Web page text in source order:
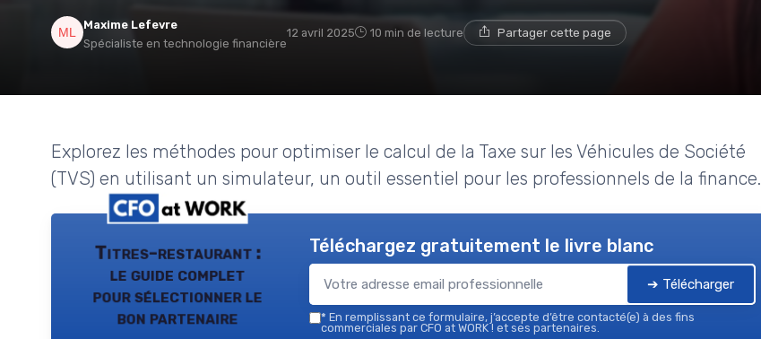
Maxime Lefevre
Spécialiste en technologie financière
12 avril 2025 10 min de lecture Partager cette page
Explorez les méthodes pour optimiser le calcul de la Taxe sur les Véhicules de Société
(TVS) en utilisant un simulateur, un outil essentiel pour les professionnels de la finance.
Titres-restaurant :
le guide complet
pour sélectionner le
bon partenaire
Téléchargez gratuitement le livre blanc
➔ Télécharger
* En remplissant ce formulaire, j’accepte d’être contacté(e) à des fins
commerciales par CFO at WORK ! et ses partenaires.